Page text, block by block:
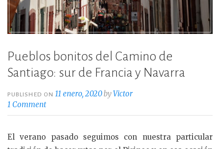
Pueblos bonitos del Camino de
Santiago: sur de Francia y Navarra
PUBLISHED ON11 enero, 2020byVictor
1 Comment
El verano pasado seguimos con nuestra particular